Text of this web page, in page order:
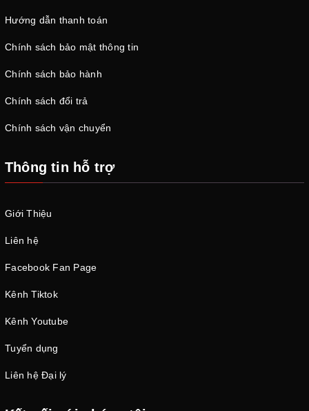
Hướng dẫn thanh toán
Chính sách bảo mật thông tin
Chính sách bảo hành
Chính sách đổi trả
Chính sách vận chuyển
Thông tin hỗ trợ
Giới Thiệu
Liên hệ
Facebook Fan Page
Kênh Tiktok
Kênh Youtube
Tuyển dụng
Liên hệ Đại lý